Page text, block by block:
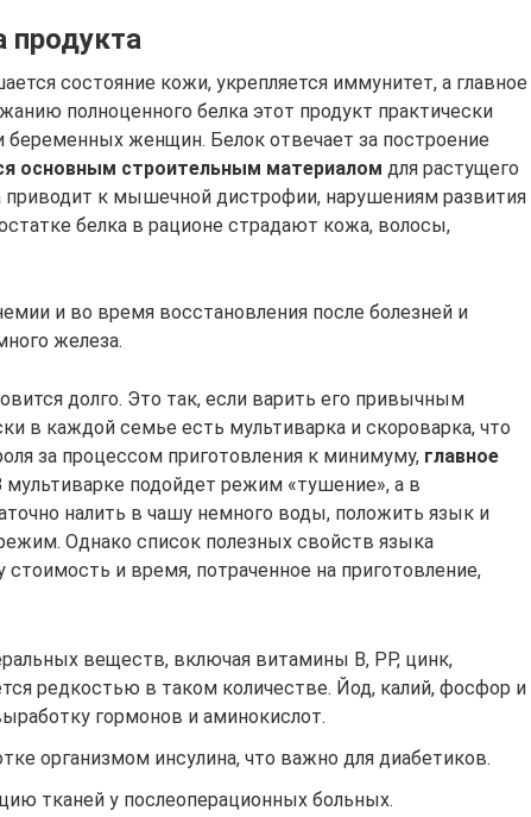
продукта
состояние кожи, укрепляется иммунитет, а главное
полноценного белка этот продукт практически
беременных женщин. Белок отвечает за построение
основным строительным материалом для растущего
приводит к мышечной дистрофии, нарушениям развития
белка в рационе страдают кожа, волосы,
и во время восстановления после болезней и
железа.
долго. Это так, если варить его привычным
в каждой семье есть мультиварка и скороварка, что
за процессом приготовления к минимуму, главное
мультиварке подойдет режим «тушение», а в
налить в чашу немного воды, положить язык и
Однако список полезных свойств языка
и время, потраченное на приготовление,
веществ, включая витамины В, РР, цинк,
редкостью в таком количестве. Йод, калий, фосфор и
гормонов и аминокислот.
организмом инсулина, что важно для диабетиков.
тканей у послеоперационных больных.